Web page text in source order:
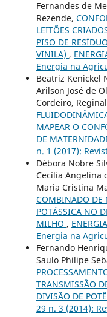
Fernandes de
Rezende,
LEITÕES
PISO DE
VINILA) ,
Energia na
Beatriz Kenickel
Arilson José de
Cordeiro,
MAPEAR O
DE
n. 1 (2017):
Débora Nobre
Cecília Angelina
Maria Cristina
COMBINADO DE
POTÁSSICA NO
MILHO ,
Energia na
Fernando
Saulo Philipe
TRANSMISSÃO
DIVISÃO DE
29 n. 3 (2014):